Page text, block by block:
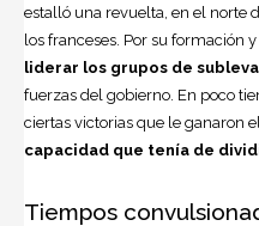
estalló una revuelta, en el norte
los franceses. Por su formación
liderar los grupos de
fuerzas del gobierno. En poco
ciertas victorias que le ganaron
capacidad que tenía de
Tiempos